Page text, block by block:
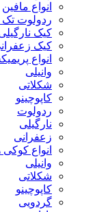
انواع مافین
ردولوت تک
کیک
کیک
انواع
وانیلی
شکلاتی
کاپوچینو
ردولوت
نارگیلی
زعفرانی
انواع کوکی
وانیلی
شکلاتی
کاپوچینو
گردویی